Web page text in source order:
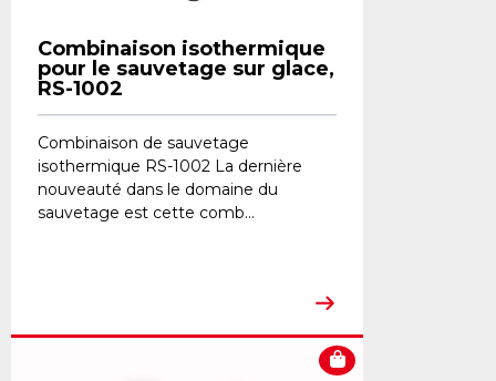
Combinaison isothermique
pour le sauvetage sur glace,
RS-1002
Combinaison de sauvetage
isothermique RS-1002 La dernière
nouveauté dans le domaine du
sauvetage est cette comb...